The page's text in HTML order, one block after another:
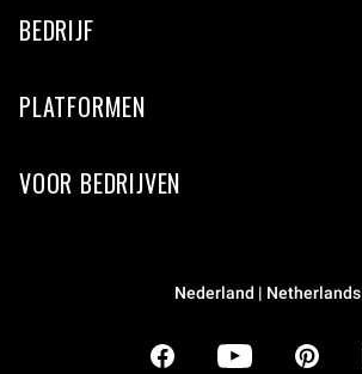
BEDRIJF
PLATFORMEN
VOOR BEDRIJVEN
Nederland | Netherlands